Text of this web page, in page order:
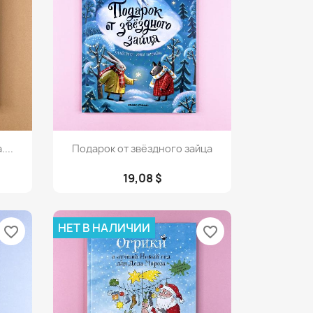
Просмотр
Подарок от звёздного зайца
19,08 $
favorite_border НЕТ В НАЛИЧИИ favorite_border